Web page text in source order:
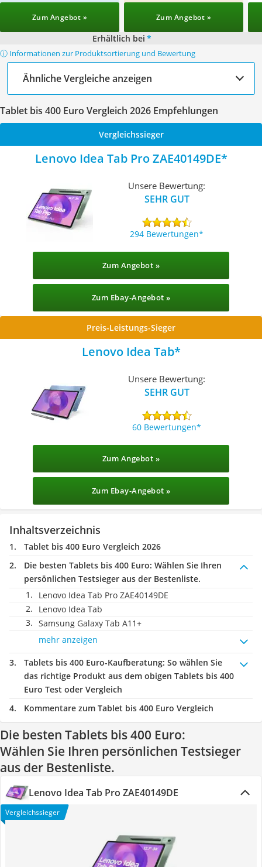
Zum Angebot » Zum Angebot »
Erhältlich bei *
ⓘ Informationen zur Produktsortierung und Bewertung
Ähnliche Vergleiche anzeigen
Tablet bis 400 Euro Vergleich 2026 Empfehlungen
Vergleichssieger
Lenovo Idea Tab Pro ZAE40149DE
Unsere Bewertung:
SEHR GUT
294 Bewertungen
Zum Angebot »
Zum Ebay-Angebot »
Preis-Leistungs-Sieger
Lenovo Idea Tab
Unsere Bewertung:
SEHR GUT
60 Bewertungen
Zum Angebot »
Zum Ebay-Angebot »
Inhaltsverzeichnis
Tablet bis 400 Euro Vergleich 2026
Die besten Tablets bis 400 Euro: Wählen Sie Ihren
persönlichen Testsieger aus der Bestenliste.
Lenovo Idea Tab Pro ZAE40149DE
Lenovo Idea Tab
Samsung Galaxy Tab A11+
mehr anzeigen
Tablets bis 400 Euro-Kaufberatung: So wählen Sie
das richtige Produkt aus dem obigen Tablets bis 400
Euro Test oder Vergleich
Kommentare zum Tablet bis 400 Euro Vergleich
Die besten Tablets bis 400 Euro:
Wählen Sie Ihren persönlichen Testsieger
aus der Bestenliste.
Lenovo Idea Tab Pro ZAE40149DE
Vergleichssieger